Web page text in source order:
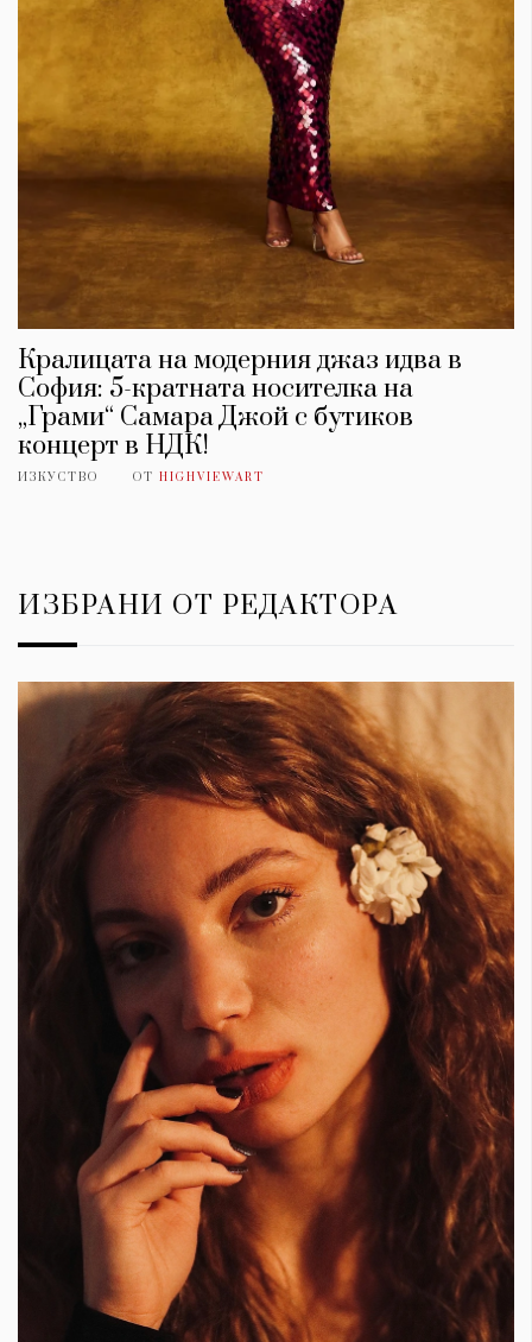
Кралицата на модерния джаз идва в
София: 5-кратната носителка на
„Грами“ Самара Джой с бутиков
концерт в НДК!
ИЗКУСТВО ОТ HIGHVIEWART
ИЗБРАНИ ОТ РЕДАКТОРА